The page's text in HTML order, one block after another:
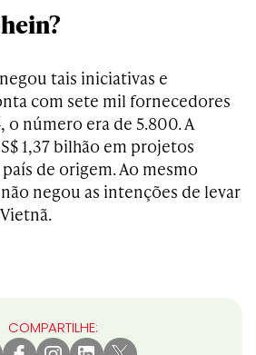
tais iniciativas e
com sete mil fornecedores
o número era de 5.800. A
1,37 bilhão em projetos
de origem. Ao mesmo
negou as intenções de levar
COMPARTILHE: